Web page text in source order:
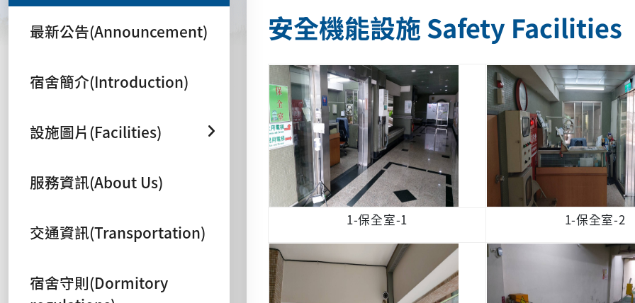
最新公告(Announcement)
宿舍簡介(Introduction)
設施圖片(Facilities)
服務資訊(About Us)
交通資訊(Transportation)
宿舍守則(Dormitory
安全機能設施 Safety Facilities
1-保全室-1 1-保全室-2